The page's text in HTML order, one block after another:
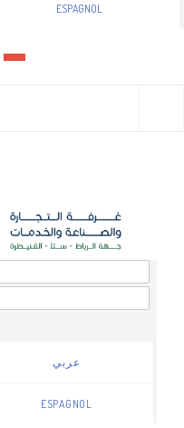
ESPAGNOL
عربي
ESPAGNOL